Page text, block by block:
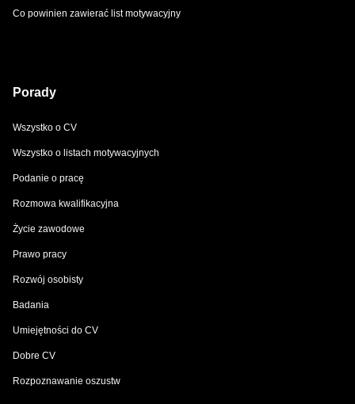
Co powinien zawierać list motywacyjny
Porady
Wszystko o CV
Wszystko o listach motywacyjnych
Podanie o pracę
Rozmowa kwalifikacyjna
Życie zawodowe
Prawo pracy
Rozwój osobisty
Badania
Umiejętności do CV
Dobre CV
Rozpoznawanie oszustw